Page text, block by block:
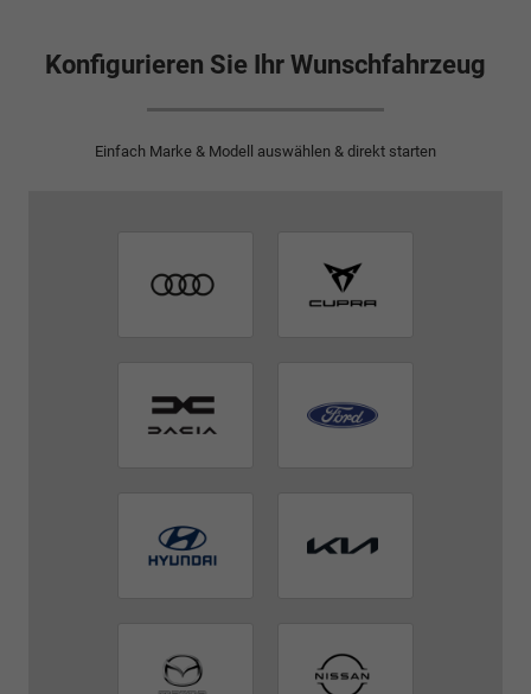
Konfigurieren Sie Ihr Wunschfahrzeug
Einfach Marke & Modell auswählen & direkt starten